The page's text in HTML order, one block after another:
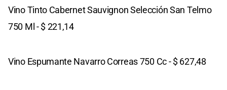
Vino Tinto Cabernet Sauvignon Selección San Telmo
750 Ml - $ 221,14
Vino Espumante Navarro Correas 750 Cc - $ 627,48